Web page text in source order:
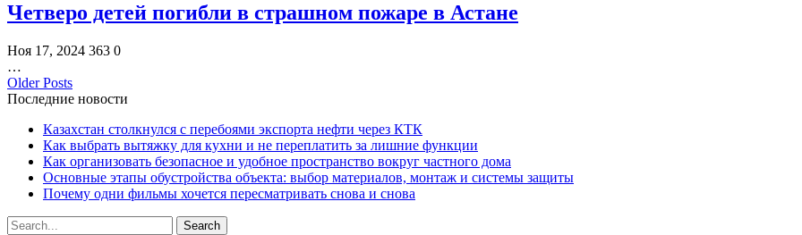
Четверо детей погибли в страшном пожаре в Астане
Ноя 17, 2024 363 0
…
Older Posts
Последние новости
Казахстан столкнулся с перебоями экспорта нефти через КТК
Как выбрать вытяжку для кухни и не переплатить за лишние функции
Как организовать безопасное и удобное пространство вокруг частного дома
Основные этапы обустройства объекта: выбор материалов, монтаж и системы защиты
Почему одни фильмы хочется пересматривать снова и снова